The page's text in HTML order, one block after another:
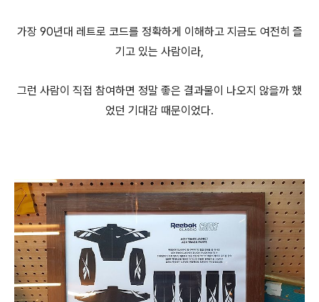
가장 90년대 레트로 코드를 정확하게 이해하고 지금도 여전히 즐
기고 있는 사람이라,
그런 사람이 직접 참여하면 정말 좋은 결과물이 나오지 않을까 했
었던 기대감 때문이었다.